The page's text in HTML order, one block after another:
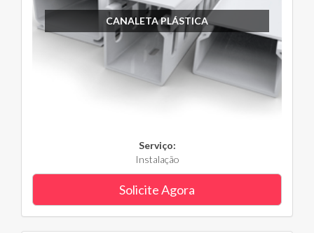
CANALETA PLÁSTICA
Serviço:
Instalação
Solicite Agora